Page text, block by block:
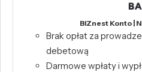
BIZnest Konto |
Brak opłat za
debetową
Darmowe wpłaty i